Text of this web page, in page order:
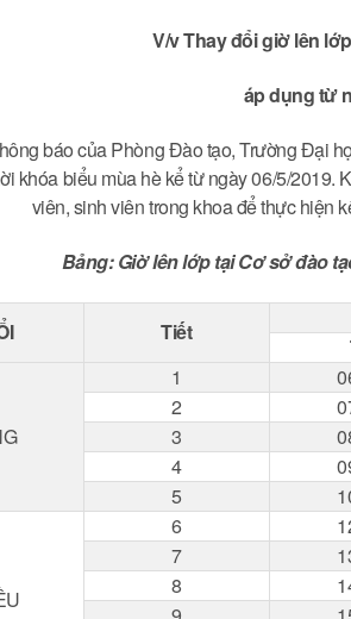
V/v Thay đổi giờ lên
áp dụng từ
báo của Phòng Đào tạo, Trường Đại
khóa biểu mùa hè kể từ ngày 06/5/2019.
viên, sinh viên trong khoa để thực hiện
Bảng: Giờ lên lớp tại Cơ sở đào
Tiết
1
2
3
4
5
6
7
8